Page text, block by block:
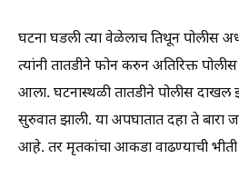
घटना घडली त्या वेळेलाच तिथून पोलीस
त्यांनी तातडीने फोन करुन अतिरिक्त
आला. घटनास्थळी तातडीने पोलीस दाखल
सुरुवात झाली. या अपघातात दहा ते बारा
आहे. तर मृतकांचा आकडा वाढण्याची